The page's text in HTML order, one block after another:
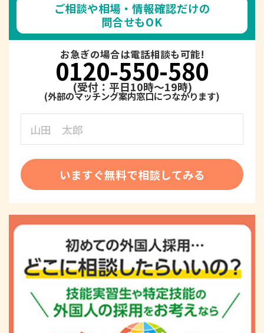
ご相談や相場・情報確認だけの
問合せもOK
お急ぎの場合は電話相談も可能!
0120-550-580
(受付：平日10時～19時)
いますぐ無料で相談してみる